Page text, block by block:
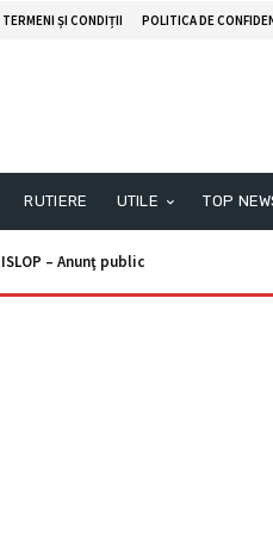
TERMENI ȘI CONDIȚII POLITICA DE
RUTIERE UTILE TOP
– Anunţ public